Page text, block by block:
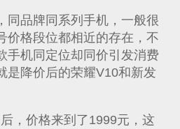
同品牌同系列手机，一般很
价格段位都相近的存在，不
手机同定位却同价引发消费
是降价后的荣耀V10和新发
，价格来到了1999元，这